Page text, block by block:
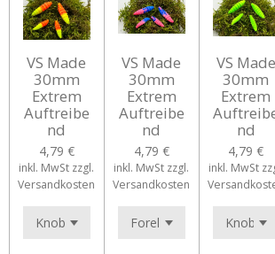
VS Made
30mm
Extrem
Auftreibe
nd
4,79 €
inkl. MwSt zzgl.
Versandkosten
VS Made
30mm
Extrem
Auftreibe
nd
4,79 €
inkl. MwSt zzgl.
Versandkosten
VS Made
30mm
Extrem
nd
4,79 €
inkl. MwSt